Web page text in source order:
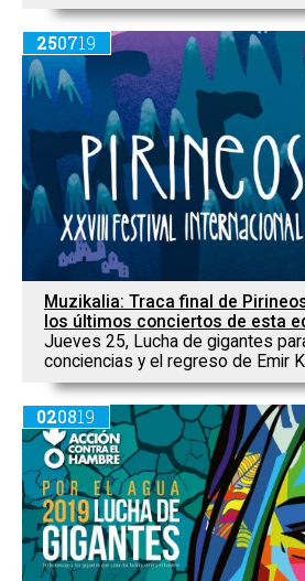
250719
Muzikalia: Traca final de
los últimos conciertos de esta
Jueves 25, Lucha de gigantes
conciencias y el regreso de Emir
020819